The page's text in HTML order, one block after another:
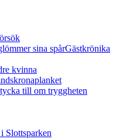
sina spårGästkrönika
kvinna
planket
till om tryggheten
Slottsparken